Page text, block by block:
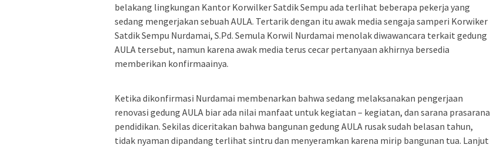
belakang lingkungan Kantor Korwilker Satdik Sempu ada terlihat beberapa pekerja yang
sedang mengerjakan sebuah AULA. Tertarik dengan itu awak media sengaja samperi Korwiker
Satdik Sempu Nurdamai, S.Pd. Semula Korwil Nurdamai menolak diwawancara terkait gedung
AULA tersebut, namun karena awak media terus cecar pertanyaan akhirnya bersedia
memberikan konfirmaainya.
Ketika dikonfirmasi Nurdamai membenarkan bahwa sedang melaksanakan pengerjaan
renovasi gedung AULA biar ada nilai manfaat untuk kegiatan – kegiatan, dan sarana prasarana
pendidikan. Sekilas diceritakan bahwa bangunan gedung AULA rusak sudah belasan tahun,
tidak nyaman dipandang terlihat sintru dan menyeramkan karena mirip bangunan tua. Lanjut